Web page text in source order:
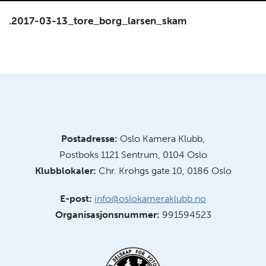
.2017-03-13_tore_borg_larsen_skam
Postadresse: Oslo Kamera Klubb,
Postboks 1121 Sentrum, 0104 Oslo
Klubblokaler: Chr. Krohgs gate 10, 0186 Oslo
E-post: info@oslokameraklubb.no
Organisasjonsnummer: 991594523